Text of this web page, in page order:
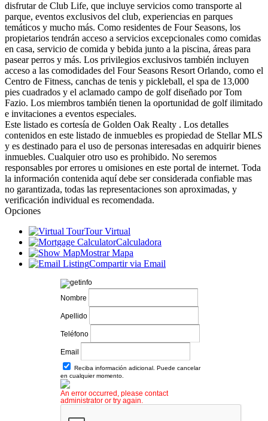
disfrutar de Club Life, que incluye servicios como transporte al
parque, eventos exclusivos del club, experiencias en parques
temáticos y mucho más. Como residentes de Four Seasons, los
propietarios tendrán acceso a servicios excepcionales como comidas
en casa, servicio de comida y bebida junto a la piscina, áreas para
pasear perros y más. Los privilegios exclusivos también incluyen
acceso a las comodidades del Four Seasons Resort Orlando, como el
Centro de Fitness, canchas de tenis y pickleball, el spa de 13,000
pies cuadrados y el aclamado campo de golf diseñado por Tom
Fazio. Los miembros también tienen la oportunidad de golf ilimitado
e invitaciones a eventos especiales.
Este listado es cortesía de Golden Oak Realty . Los detalles
contenidos en este listado de inmuebles es propiedad de Stellar MLS
y es destinado para el uso de personas interesadas en adquirir bienes
inmuebles. Cualquier otro uso es prohibido. No seremos
responsables por errores u omisiones en este portal de internet. Toda
la información contenida aquí debe ser considerada confiable mas
no garantizada, todas las representaciones son aproximadas, y
verificación individual es recomendada.
Opciones
Tour Virtual
Calculadora
Mostrar Mapa
Compartir via Email
Nombre
Apellido
Teléfono
Email
Reciba información adicional. Puede cancelar
en cualquier momento.
An error occurred, please contact
administrator or try again.